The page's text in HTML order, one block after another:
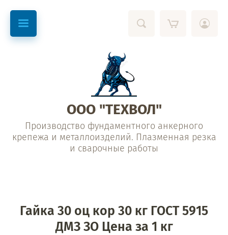
ООО "ТЕХВОЛ"
Производство фундаментного анкерного
крепежа и металлоизделий. Плазменная резка
и сварочные работы
Гайка 30 оц кор 30 кг ГОСТ 5915
ДМЗ ЗО Цена за 1 кг